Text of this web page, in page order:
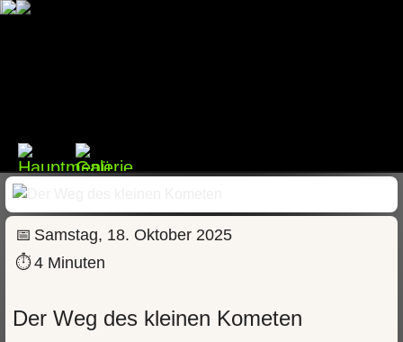
📅 Samstag, 18. Oktober 2025
⏱4 Minuten
Der Weg des kleinen Kometen